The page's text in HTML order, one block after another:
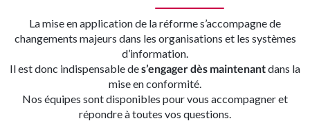
La mise en application de la réforme s’accompagne de
changements majeurs dans les organisations et les systèmes
d’information.
Il est donc indispensable des’engager dès maintenantdans la
mise en conformité.
Nos équipes sont disponibles pour vous accompagner et
répondre à toutes vos questions.